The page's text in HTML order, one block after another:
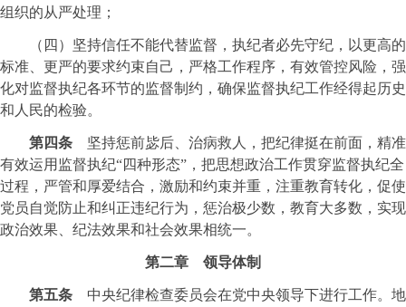
组织的从严处理；
（四）坚持信任不能代替监督，执纪者必先守纪，以更高的
标准、更严的要求约束自己，严格工作程序，有效管控风险，强
化对监督执纪各环节的监督制约，确保监督执纪工作经得起历史
和人民的检验。
第四条 坚持惩前毖后、治病救人，把纪律挺在前面，精准
有效运用监督执纪“四种形态”，把思想政治工作贯穿监督执纪全
过程，严管和厚爱结合，激励和约束并重，注重教育转化，促使
党员自觉防止和纠正违纪行为，惩治极少数，教育大多数，实现
政治效果、纪法效果和社会效果相统一。
第二章 领导体制
第五条 中央纪律检查委员会在党中央领导下进行工作。地